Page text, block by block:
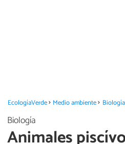
EcologíaVerde Medio ambiente Biología
Biología
Animales